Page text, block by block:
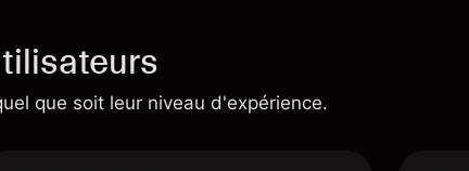
que soit leur niveau d'expérience.